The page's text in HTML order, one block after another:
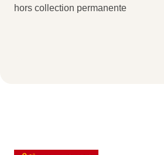
hors collection permanente